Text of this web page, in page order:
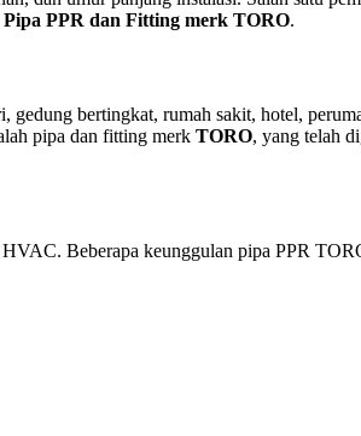
Pipa PPR dan Fitting merk TORO.
bertingkat, rumah sakit, hotel,
pipa dan fitting merk TORO, yang telah
Beberapa keunggulan pipa PPR